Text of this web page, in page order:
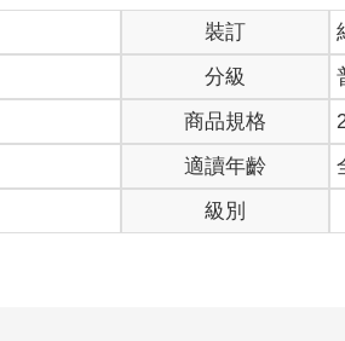
諫。「誰歟立軍門？杖節來要遮」，
在歷數辛氏一族祖上的榮耀，藉以誇讚
贈為中散大夫。母親孫氏則跟隨辛棄
能健康成長，因此取了這個名字。說
裝訂
分級
商品規格
適讀年齡
級別